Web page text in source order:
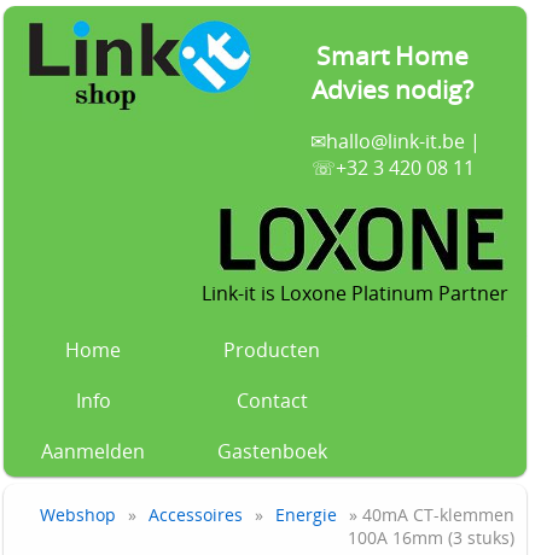
Smart Home
Advies nodig?
✉hallo@link-it.be|
☏+32 3 420 08 11
Link-it is Loxone Platinum Partner
Home
Producten
Info
Contact
Aanmelden
Gastenboek
Webshop » Accessoires » Energie » 40mA CT-klemmen
100A 16mm (3 stuks)